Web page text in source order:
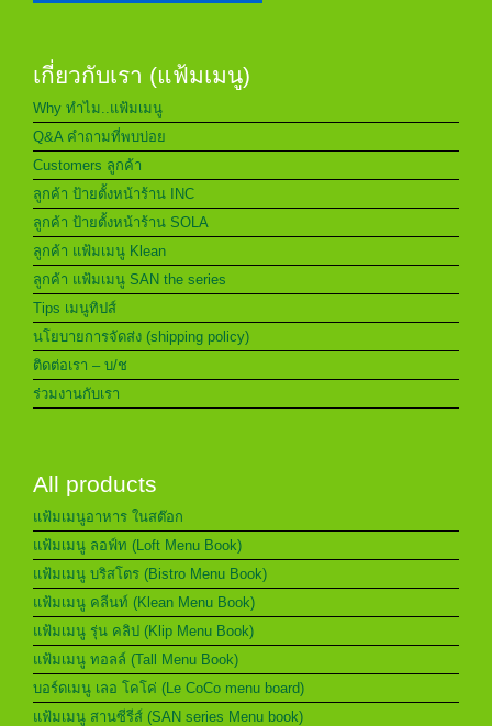
เกี่ยวกับเรา (แฟ้มเมนู)
Why ทำไม..แฟ้มเมนู
Q&A คำถามที่พบบ่อย
Customers ลูกค้า
ลูกค้า ป้ายตั้งหน้าร้าน INC
ลูกค้า ป้ายตั้งหน้าร้าน SOLA
ลูกค้า แฟ้มเมนู Klean
ลูกค้า แฟ้มเมนู SAN the series
Tips เมนูทิปส์
นโยบายการจัดส่ง (shipping policy)
ติดต่อเรา – บ/ช
ร่วมงานกับเรา
All products
แฟ้มเมนูอาหาร ในสต๊อก
แฟ้มเมนู ลอฟ์ท (Loft Menu Book)
แฟ้มเมนู บริสโตร (Bistro Menu Book)
แฟ้มเมนู คลีนท์ (Klean Menu Book)
แฟ้มเมนู รุ่น คลิป (Klip Menu Book)
แฟ้มเมนู ทอลล์ (Tall Menu Book)
บอร์ดเมนู เลอ โคโค่ (Le CoCo menu board)
แฟ้มเมนู สานซีรีส์ (SAN series Menu book)